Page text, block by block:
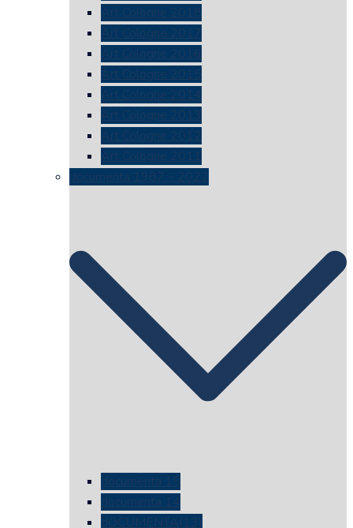
Art Cologne 2018
Art Cologne 2017
Art Cologne 2016
Art Cologne 2015
Art Cologne 2014
Art Cologne 2013
Art Cologne 2012
Art Cologne 2011
documenta 1987 – 2022
documenta 15
documenta 14
dOCUMENTA(13)